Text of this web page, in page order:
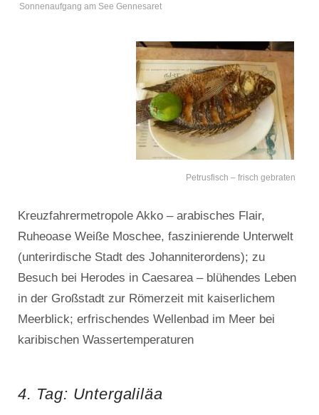
Sonnenaufgang am See Gennesaret
Petrusfisch – frisch gebraten
Kreuzfahrermetropole Akko – arabisches Flair,
Ruheoase Weiße Moschee, faszinierende Unterwelt
(unterirdische Stadt des Johanniterordens); zu
Besuch bei Herodes in Caesarea – blühendes Leben
in der Großstadt zur Römerzeit mit kaiserlichem
Meerblick; erfrischendes Wellenbad im Meer bei
karibischen Wassertemperaturen
4. Tag: Untergaliläa